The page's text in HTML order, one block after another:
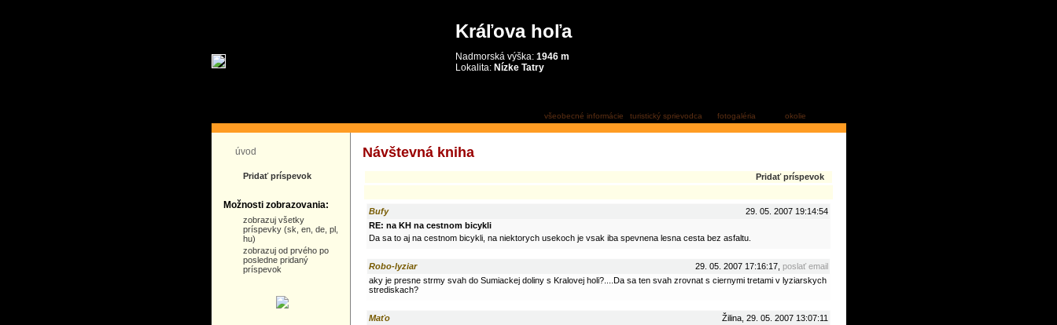
Kráľova hoľa
Nadmorská výška: 1946 m
Lokalita: Nízke Tatry
všeobecné informácie turistický sprievodca fotogaléria okolie
úvod
Pridať príspevok
Možnosti zobrazovania:
zobrazuj všetky
príspevky (sk, en, de, pl,
hu)
zobrazuj od prvého po
posledne pridaný
príspevok
Návštevná kniha
Pridať príspevok
Bufy
29. 05. 2007 19:14:54
RE: na KH na cestnom bicykli
Da sa to aj na cestnom bicykli, na niektorych usekoch je vsak iba spevnena lesna cesta bez asfaltu.
Robo-lyziar 29. 05. 2007 17:16:17, poslať email
aky je presne strmy svah do Sumiackej doliny s Kralovej holi?....Da sa ten svah zrovnat s ciernymi tretami v lyziarskych
strediskach?
Maťo
Žilina, 29. 05. 2007 13:07:11